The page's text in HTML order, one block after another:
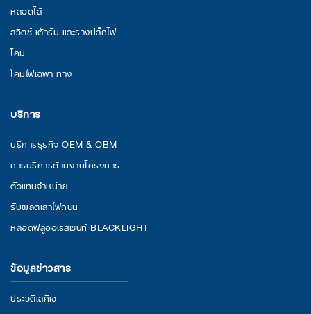
หลอดไส้
สวิตช์ เต้ารับ และรางปลั๊กไฟ
โคม
โคมไฟเฉพาะทาง
บริการ
บริการธุรกิจ OEM & OBM
การบริการด้านงานโครงการ
ตัวแทนจำหน่าย
รับผลิตเสาไฟถนน
หลอดฟลูออเรสเซนท์ BLACKLIGHT
ข้อมูลข่าวสาร
ประวัติเลคิเซ่